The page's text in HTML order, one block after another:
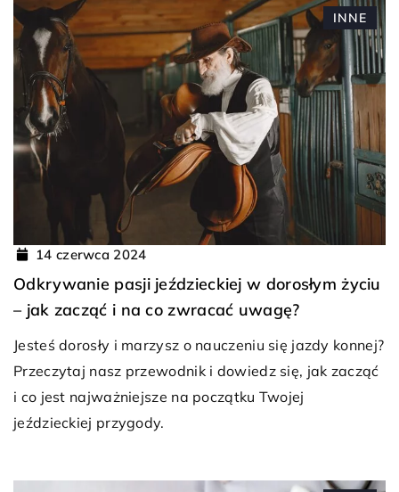
INNE
14 czerwca 2024
Odkrywanie pasji jeździeckiej w dorosłym życiu
– jak zacząć i na co zwracać uwagę?
Jesteś dorosły i marzysz o nauczeniu się jazdy konnej?
Przeczytaj nasz przewodnik i dowiedz się, jak zacząć
i co jest najważniejsze na początku Twojej
jeździeckiej przygody.